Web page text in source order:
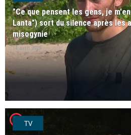
"Ce que pensent les gens, je
Lanta") sort du silence après les
misogynie
14 avril 2026
player2TV